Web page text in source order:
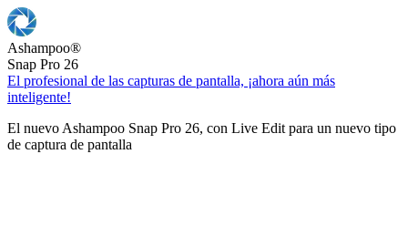
Ashampoo®
Snap Pro 26
El profesional de las capturas de pantalla, ¡ahora aún más
inteligente!
El nuevo Ashampoo Snap Pro 26, con Live Edit para un nuevo tipo
de captura de pantalla